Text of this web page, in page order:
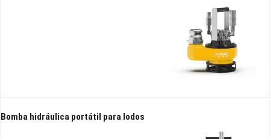
Bomba hidráulica de lodos
alto rendimiento
Bomba hidráulica portátil para lodos